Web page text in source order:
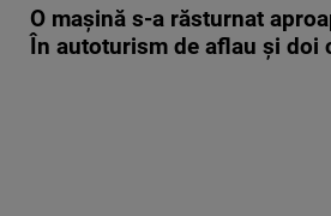
O mașină s-a răsturnat
În autoturism de aflau și doi